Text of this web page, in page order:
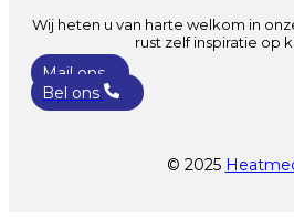
Wij heten u van harte welkom in
rust zelf inspiratie op
Mail ons
Bel ons
© 2025